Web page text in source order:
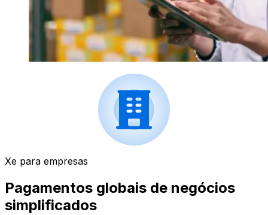
Xe para empresas
Pagamentos globais de negócios
simplificados